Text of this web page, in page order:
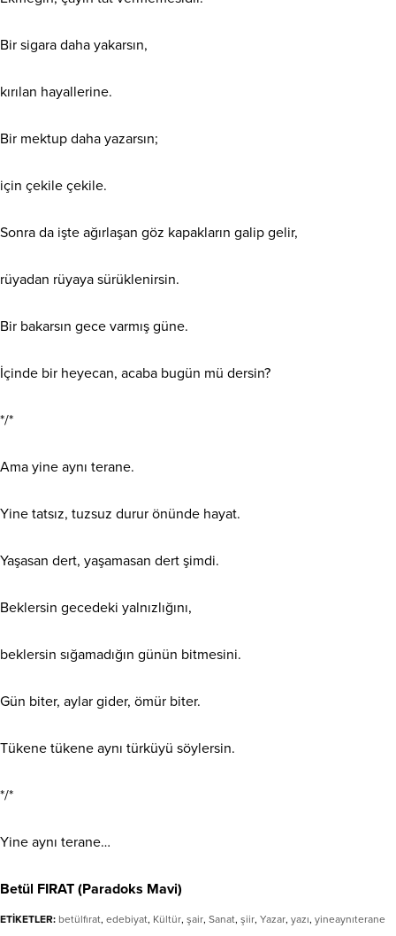
Bir sigara daha yakarsın,
kırılan hayallerine.
Bir mektup daha yazarsın;
için çekile çekile.
Sonra da işte ağırlaşan göz kapakların galip gelir,
rüyadan rüyaya sürüklenirsin.
Bir bakarsın gece varmış güne.
İçinde bir heyecan, acaba bugün mü dersin?
*/*
Ama yine aynı terane.
Yine tatsız, tuzsuz durur önünde hayat.
Yaşasan dert, yaşamasan dert şimdi.
Beklersin gecedeki yalnızlığını,
beklersin sığamadığın günün bitmesini.
Gün biter, aylar gider, ömür biter.
Tükene tükene aynı türküyü söylersin.
*/*
Yine aynı terane…
Betül FIRAT (Paradoks Mavi)
ETİKETLER: betülfırat, edebiyat, Kültür, şair, Sanat, şiir, Yazar, yazı, yineaynıterane